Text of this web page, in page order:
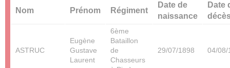
Nom Prénom Régiment
Date de
naissance
Date
ASTRUC
Eugène
Gustave
Laurent
6ème
Bataillon
de
Chasseurs
29/07/1898 04/08/